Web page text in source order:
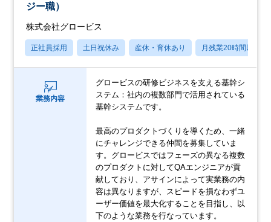
ジー職）
株式会社グロービス
正社員採用 土日祝休み 産休・育休あり 月残業20時間以内
業務内容
グロービスの研修ビジネスを支える基幹シ
ステム：社内の複数部門で活用されている
基幹システムです。
最高のプロダクトづくりを導くため、一緒
にチャレンジできる仲間を募集していま
す。グロービスではフェーズの異なる複数
のプロダクトに対してQAエンジニアが貢
献しており、アサインによって実業務の内
容は異なりますが、スピードを損なわずユ
ーザー価値を最大化することを目指し、以
下のような業務を行なっています。